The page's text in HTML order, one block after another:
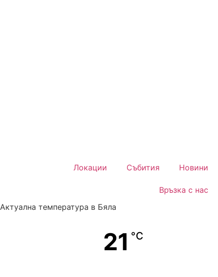
Локации Събития Новини
Връзка с нас
Актуална температура в Бяла
21 °C